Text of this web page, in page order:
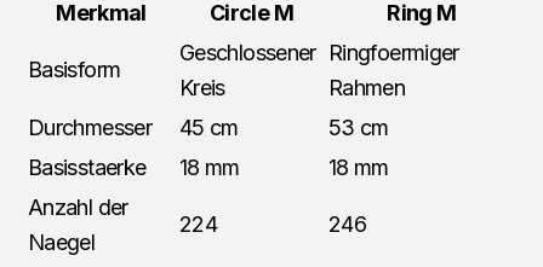
Merkmal Circle M Ring M
Basisform
Geschlossener
Kreis
Ringfoermiger
Rahmen
Durchmesser
45 cm
53 cm
Basisstaerke
18 mm
18 mm
Anzahl der
Naegel
224 246